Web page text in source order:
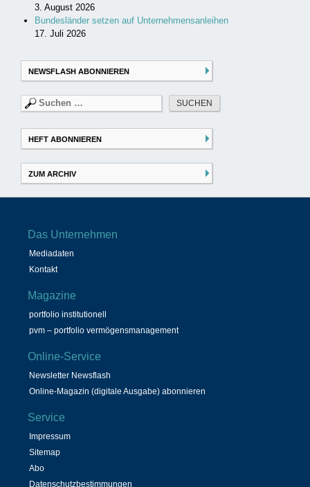
3. August 2026
Bundesländer setzen auf Unternehmensanleihen
17. Juli 2026
NEWSFLASH ABONNIEREN
Suchen
nach:
HEFT ABONNIEREN
ZUM ARCHIV
Das Unternehmen
Mediadaten
Kontakt
Magazine
portfolio institutionell
pvm – portfolio vermögensmanagement
Online-Service
Newsletter Newsflash
Online-Magazin (digitale Ausgabe) abonnieren
Service
Impressum
Sitemap
Abo
Datenschutzbestimmungen